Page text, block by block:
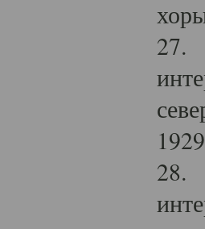
27.
28.